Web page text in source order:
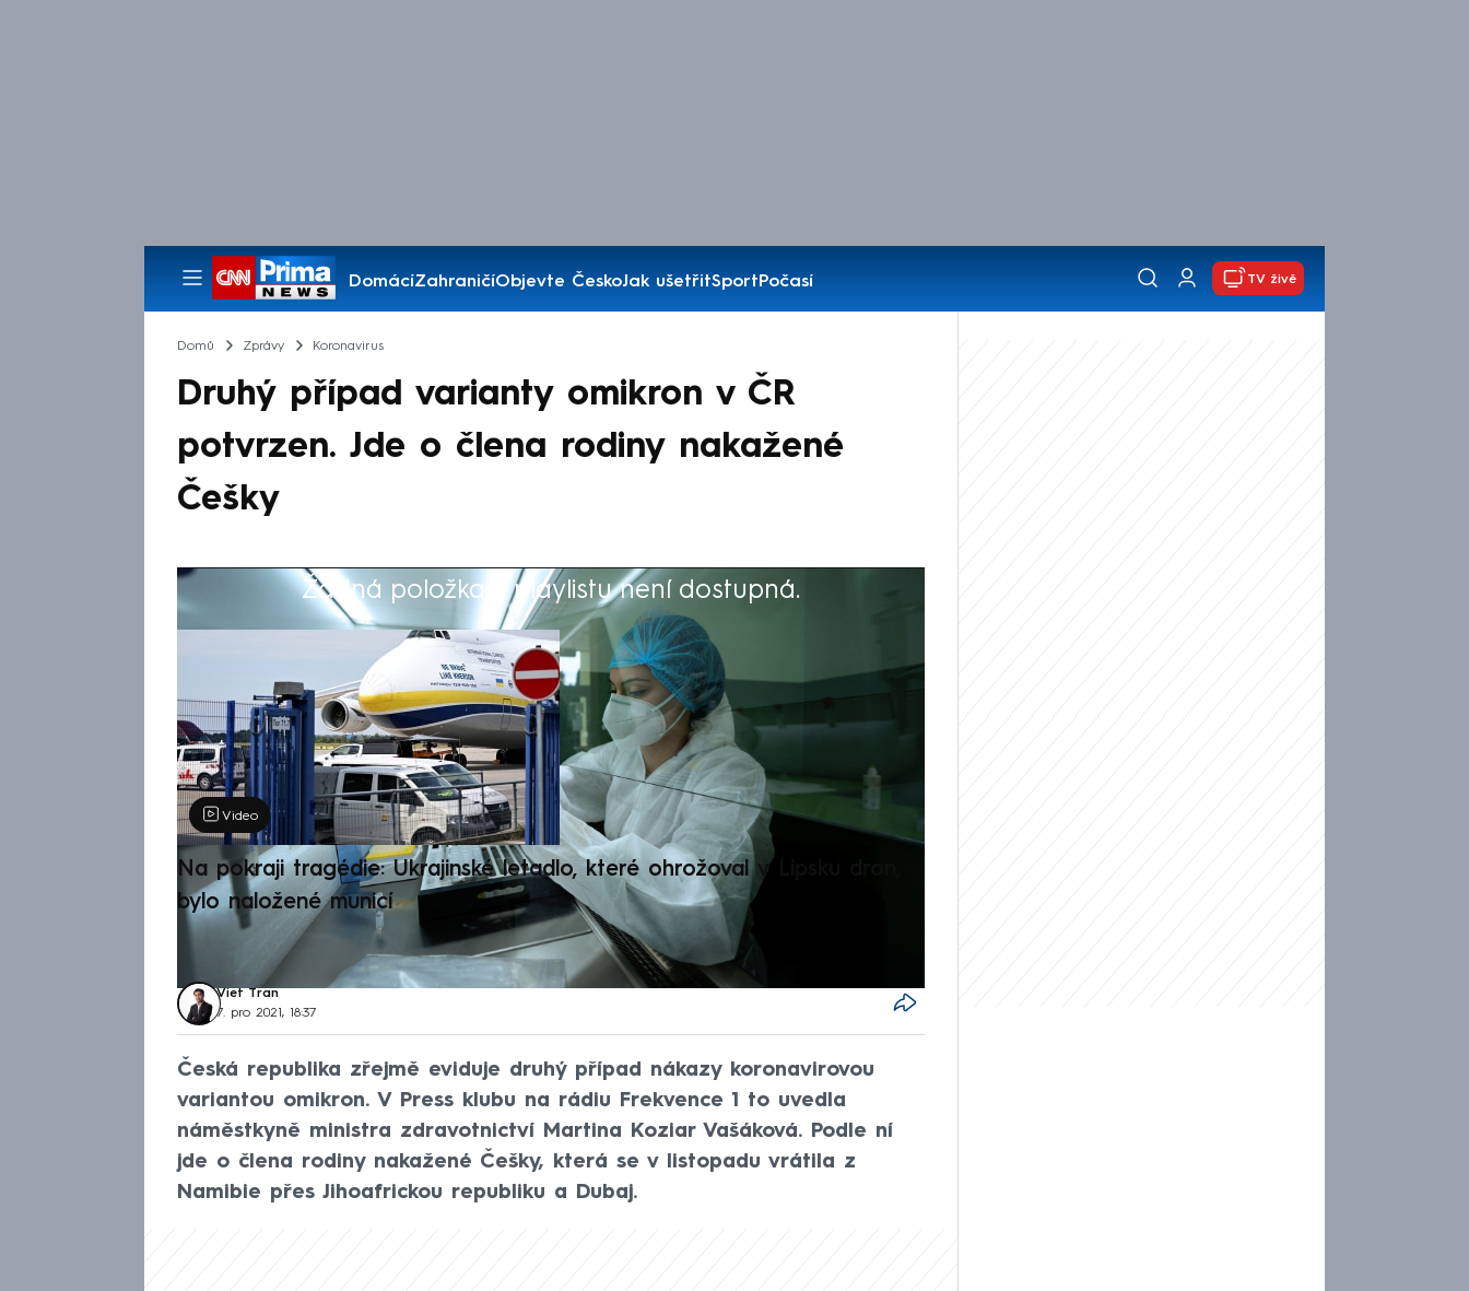
DomácíZahraničíObjevte ČeskoJak ušetřitSportPočasí
Pořady
TV živě
Domů Zprávy Koronavirus
Druhý případ varianty omikron v ČR
potvrzen. Jde o člena rodiny nakažené
Češky
Žádná položka z playlistu není dostupná.
Výběr redakce
Video
Na pokraji tragédie: Ukrajinské letadlo, které ohrožoval v Lipsku dron,
bylo naložené municí
Viet Tran
7. pro 2021, 18:37
Česká republika zřejmě eviduje druhý případ nákazy koronavirovou
variantou omikron. V Press klubu na rádiu Frekvence 1 to uvedla
náměstkyně ministra zdravotnictví Martina Koziar Vašáková. Podle ní
jde o člena rodiny nakažené Češky, která se v listopadu vrátila z
Namibie přes Jihoafrickou republiku a Dubaj.